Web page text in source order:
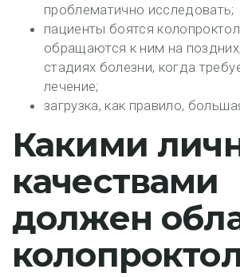
проблематично исследовать;
пациенты боятся
обращаются к ним на
стадиях болезни, когда
лечение;
загрузка, как правило,
Какими
качествами
должен